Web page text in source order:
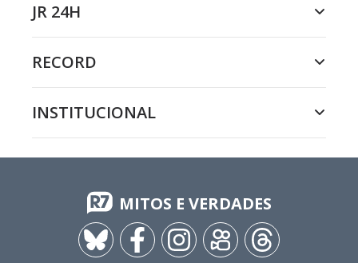
JR 24H
RECORD
INSTITUCIONAL
MITOS E VERDADES